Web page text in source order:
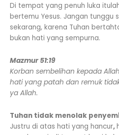
Di tempat yang penuh luka
bertemu Yesus. Jangan tunggu
sekarang, karena Tuhan
bukan hati yang sempurna.
Mazmur 51:19
Korban sembelihan kepada
hati yang patah dan remuk
ya Allah.
Tuhan tidak menolak
Justru di atas hati yang hancur,